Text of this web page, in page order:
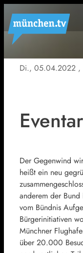
Di., 05.04.2022 ,
Der Gegenwind
heißt ein neu
anderem der
vom Bündnis
Bürgerinitiativen
Münchner
über 20.000